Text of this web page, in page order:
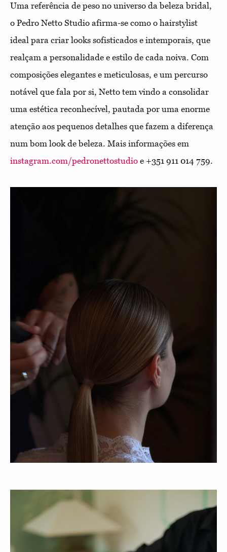
Uma referência de peso no universo da beleza bridal,
o Pedro Netto Studio afirma-se como o hairstylist
ideal para criar looks sofisticados e intemporais, que
realçam a personalidade e estilo de cada noiva. Com
composições elegantes e meticulosas, e um percurso
notável que fala por si, Netto tem vindo a consolidar
uma estética reconhecível, pautada por uma enorme
atenção aos pequenos detalhes que fazem a diferença
num bom look de beleza. Mais informações em
instagram.com/pedronettostudio e +351 911 014 759.